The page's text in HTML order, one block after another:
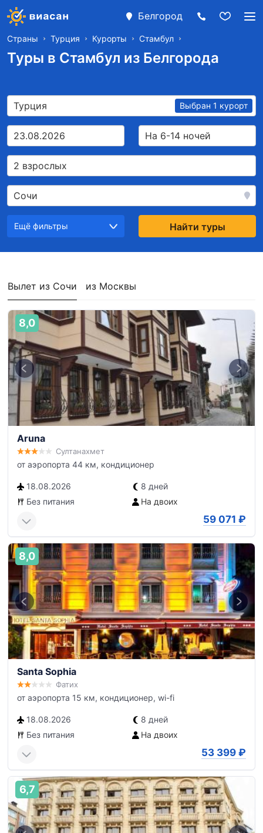
Белгород
Страны Турция Курорты Стамбул
Туры в Стамбул из Белгорода
Турция Выбран 1 курорт
23.08.2026 На 6-14 ночей
2 взрослых
Сочи
Ещё фильтры Найти туры
Вылет из Сочи из Москвы
8,0
Aruna
Султанахмет
от аэропорта 44 км, кондиционер
18.08.2026
8 дней
Без питания
На двоих
59 071 ₽
8,0
Santa Sophia
Фатих
от аэропорта 15 км, кондиционер, wi-fi
18.08.2026
8 дней
Без питания
На двоих
53 399 ₽
6,7